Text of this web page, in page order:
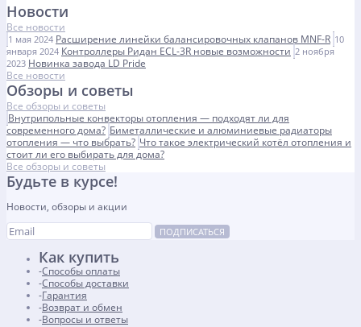
Новости
Все новости
1 мая 2024 Расширение линейки балансировочных клапанов MNF-R 10
января 2024 Контроллеры Ридан ECL-3R новые возможности 2 ноября
2023 Новинка завода LD Pride
Все новости
Обзоры и советы
Все обзоры и советы
Внутрипольные конвекторы отопления — подходят ли для
современного дома? Биметаллические и алюминиевые радиаторы
отопления — что выбрать? Что такое электрический котёл отопления и
стоит ли его выбирать для дома?
Все обзоры и советы
Будьте в курсе!
Новости, обзоры и акции
ПОДПИСАТЬСЯ
Как купить
Способы оплаты
Способы доставки
Гарантия
Возврат и обмен
Вопросы и ответы